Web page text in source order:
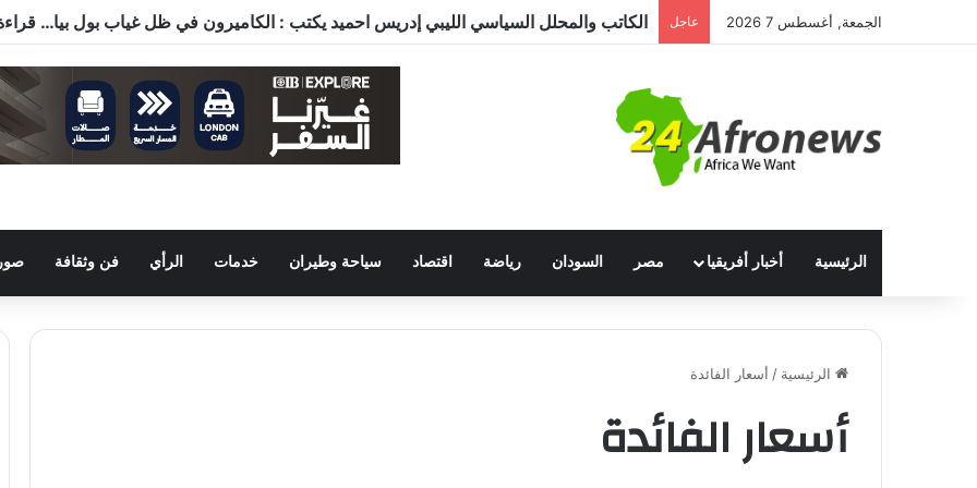
الجمعة, أغسطس 7 2026 عاجل
الرئيسية أخبار أفريقيا مصر السودان رياضة اقتصاد سياحة وطيران خدمات الرأي فن وثقافة
الرئيسية / أسعار الفائدة
أسعار الفائدة